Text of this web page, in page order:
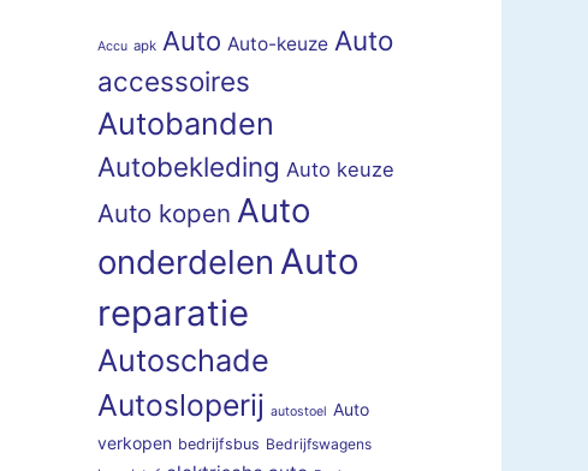
Accu apk Auto Auto-keuze Auto
accessoires
Autobanden
Autobekleding Auto keuze
Auto kopen Auto
onderdelen Auto
reparatie
Autoschade
Autosloperij autostoel Auto
verkopen bedrijfsbus Bedrijfswagens